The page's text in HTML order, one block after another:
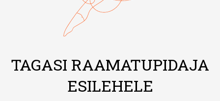
TAGASI RAAMATUPIDAJA
ESILEHELE